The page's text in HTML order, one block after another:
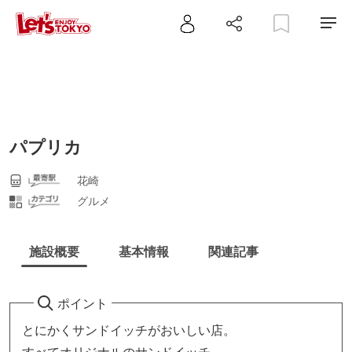
パプリカ
花崎
グルメ
施設概要 基本情報 関連記事
ポイント
とにかくサンドイッチがおいしい店。